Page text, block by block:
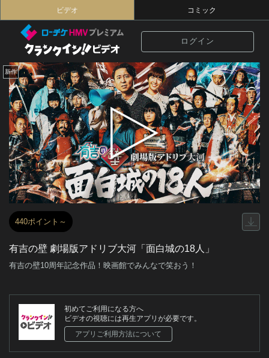
ビデオ コミック
ログイン
新作
440ポイント～
有吉の壁 劇場版アドリブ大河「面白城の18人」
有吉の壁10周年記念作品！映画館でみんなで笑おう！
初めてご利用になる方へ
ビデオの視聴には再生アプリが必要です。
アプリご利用方法について